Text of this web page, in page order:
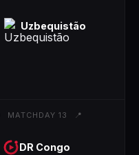
Uzbequistão
MATCHDAY 13
📍
DR Congo